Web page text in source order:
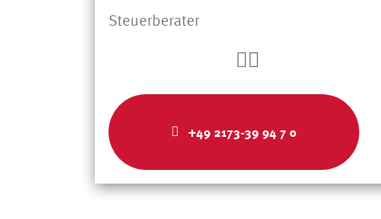
Steuerberater
+49 2173-39 94 7 0